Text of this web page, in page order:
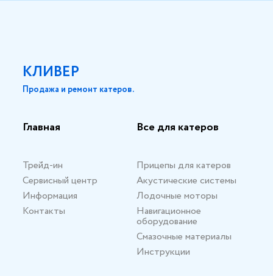
КЛИВЕР
Продажа и ремонт катеров.
Главная
Трейд-ин
Сервисный центр
Информация
Контакты
Все для катеров
Прицепы для катеров
Акустические системы
Лодочные моторы
Навигационное
оборудование
Смазочные материалы
Инструкции